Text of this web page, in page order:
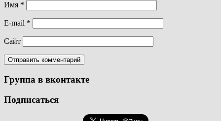
Имя *
E-mail *
Сайт
Группа в вконтакте
Подписаться